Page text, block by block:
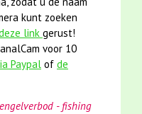
kunt zoeken
link gerust!
voor 10
Paypal of de
- fishing